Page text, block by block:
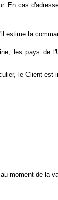
En cas
estime la
les pays de
le Client est
moment de la